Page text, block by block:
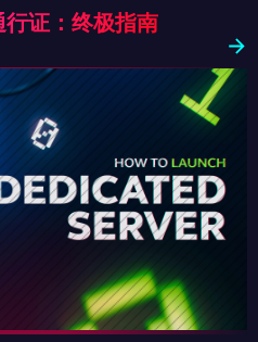
证：终极指南